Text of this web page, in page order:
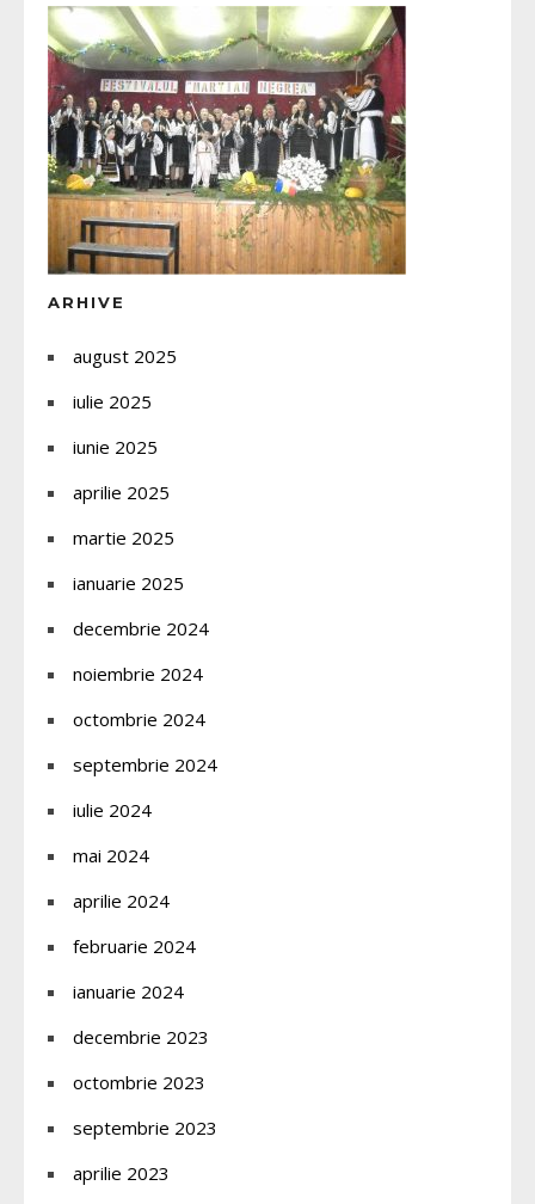
ARHIVE
august 2025
iulie 2025
iunie 2025
aprilie 2025
martie 2025
ianuarie 2025
decembrie 2024
noiembrie 2024
octombrie 2024
septembrie 2024
iulie 2024
mai 2024
aprilie 2024
februarie 2024
ianuarie 2024
decembrie 2023
octombrie 2023
septembrie 2023
aprilie 2023